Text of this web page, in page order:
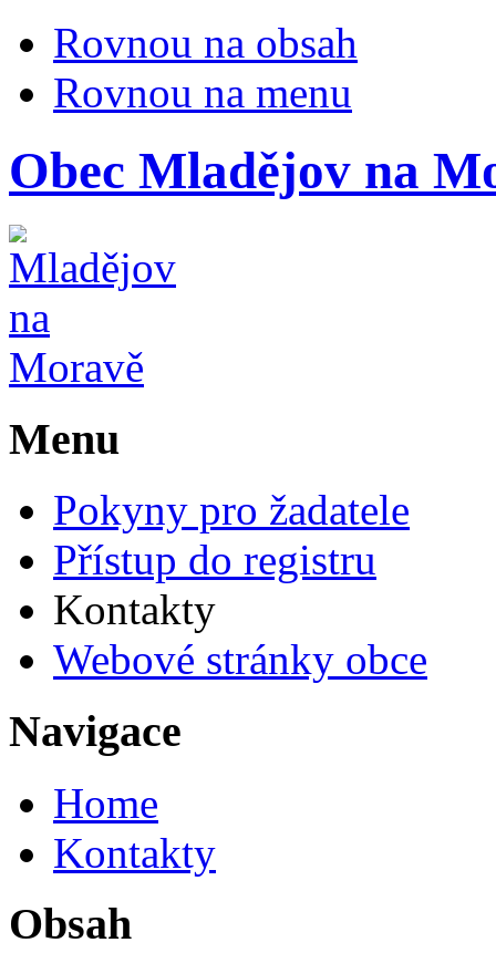
Rovnou na obsah
Rovnou na menu
Obec Mladějov na
Menu
Pokyny pro žadatele
Přístup do registru
Kontakty
Webové stránky obce
Navigace
Home
Kontakty
Obsah